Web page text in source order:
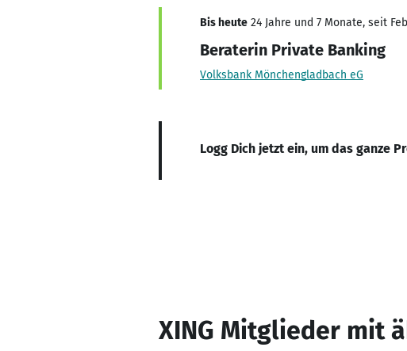
Bis heute 24 Jahre und 7 Monate, seit
Beraterin Private Banking
Volksbank Mönchengladbach eG
Logg Dich jetzt ein, um das ganze
XING Mitglieder mit